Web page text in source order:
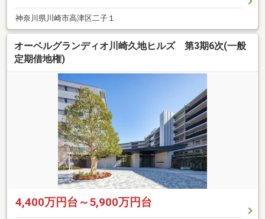
神奈川県川崎市高津区二子１
オーベルグランディオ川崎久地ヒルズ 第3期6次(一般
定期借地権)
4,400万円台～5,900万円台